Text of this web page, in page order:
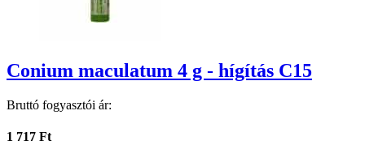
Conium maculatum 4 g - hígítás C15
Bruttó fogyasztói ár:
1 717 Ft